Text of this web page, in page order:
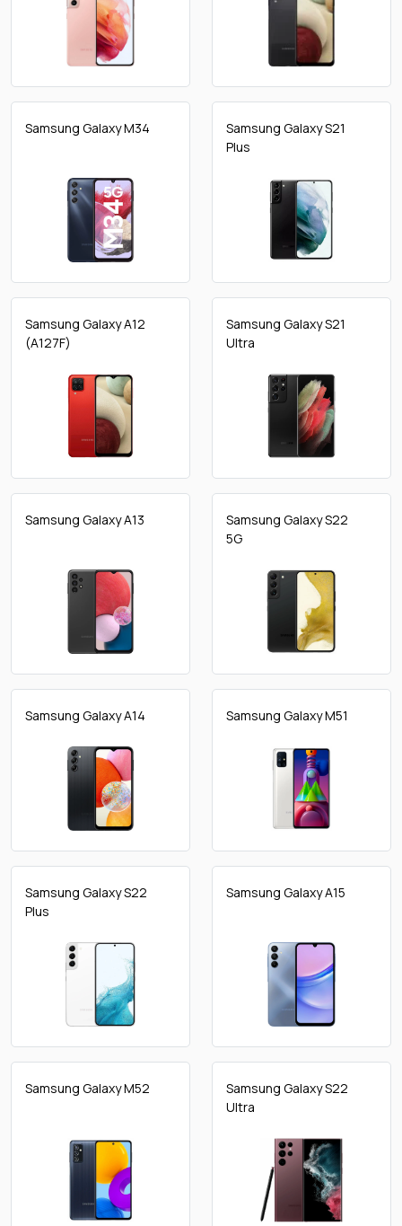
Samsung Galaxy M34
Samsung Galaxy S21
Plus
Samsung Galaxy A12
(A127F)
Samsung Galaxy S21
Ultra
Samsung Galaxy A13
Samsung Galaxy S22
5G
Samsung Galaxy A14 Samsung Galaxy M51
Samsung Galaxy S22
Plus
Samsung Galaxy A15
Samsung Galaxy M52
Samsung Galaxy S22
Ultra